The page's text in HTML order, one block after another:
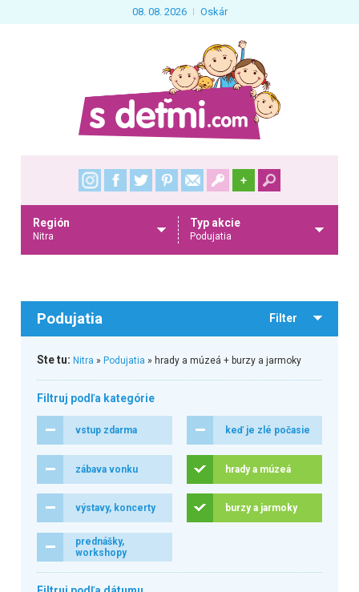
08. 08. 2026 Oskár
+
Región
Nitra
Typ akcie
Podujatia
Podujatia Filter
Ste tu: Nitra » Podujatia » hrady a múzeá + burzy a jarmoky
Filtruj podľa kategórie
vstup zdarma keď je zlé počasie
zábava vonku hrady a múzeá
výstavy, koncerty burzy a jarmoky
prednášky,
workshopy